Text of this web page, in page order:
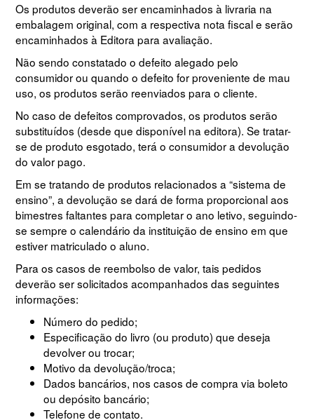
Os produtos deverão ser encaminhados à livraria na
embalagem original, com a respectiva nota fiscal e serão
encaminhados à Editora para avaliação.
Não sendo constatado o defeito alegado pelo
consumidor ou quando o defeito for proveniente de mau
uso, os produtos serão reenviados para o cliente.
No caso de defeitos comprovados, os produtos serão
substituídos (desde que disponível na editora). Se tratar-
se de produto esgotado, terá o consumidor a devolução
do valor pago.
Em se tratando de produtos relacionados a “sistema de
ensino”, a devolução se dará de forma proporcional aos
bimestres faltantes para completar o ano letivo, seguindo-
se sempre o calendário da instituição de ensino em que
estiver matriculado o aluno.
Para os casos de reembolso de valor, tais pedidos
deverão ser solicitados acompanhados das seguintes
informações:
Número do pedido;
Especificação do livro (ou produto) que deseja
devolver ou trocar;
Motivo da devolução/troca;
Dados bancários, nos casos de compra via boleto
ou depósito bancário;
Telefone de contato.